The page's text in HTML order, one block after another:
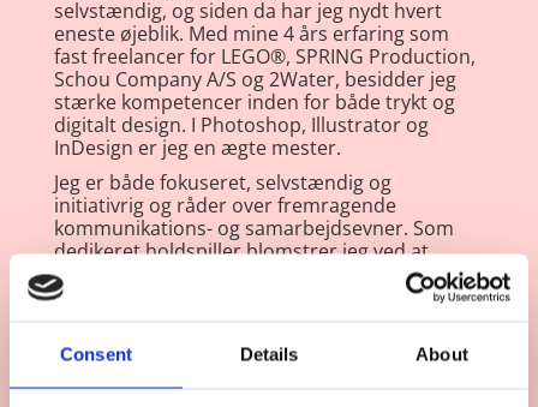
Consent Details About
selvstændig, og siden da har jeg nydt hvert
eneste øjeblik. Med mine 4 års erfaring som
fast freelancer for LEGO®, SPRING Production,
Schou Company A/S og 2Water, besidder jeg
stærke kompetencer inden for både trykt og
digitalt design. I Photoshop, Illustrator og
InDesign er jeg en ægte mester.
Jeg er både fokuseret, selvstændig og
initiativrig og råder over fremragende
kommunikations- og samarbejdsevner. Som
dedikeret holdspiller blomstrer jeg ved at
arbejde sammen med andre og dele min viden
og erfaring. Når I vælger mig som jeres
og projekter bliver behandlet med omhu og
præcision. Jeg er ekspert i at følge
designmanualer og står altid åben for nye